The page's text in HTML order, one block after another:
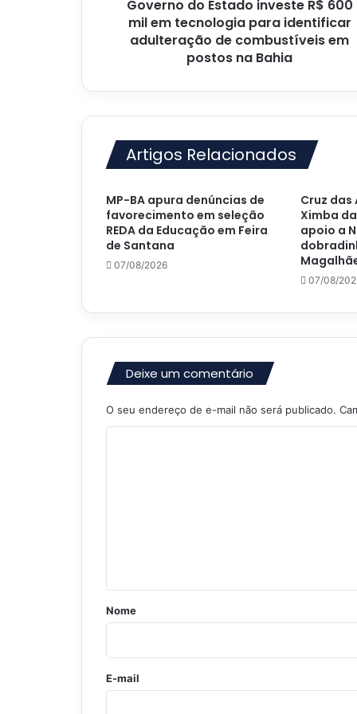
identificar
adulteração
na
Governo do Estado investe R$ 600
mil em tecnologia para identificar
adulteração de combustíveis em
postos na Bahia
Artigos Relacionados
MP-BA apura denúncias de
favorecimento em seleção
REDA da Educação em Feira
de Santana
07/08/2026
Cruz das
Ximba
apoio a
07/08/
Deixe um comentário
O seu endereço de e-mail não será publicado.
r
o
*
Nome
E-mail